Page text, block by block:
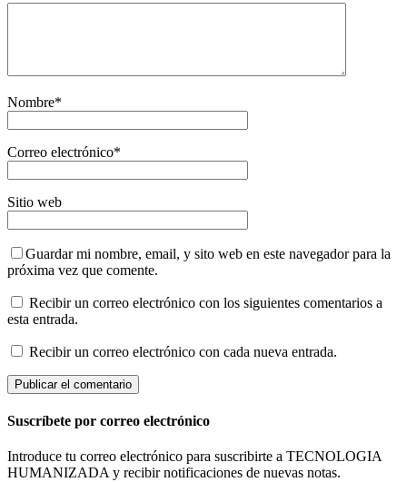
Nombre*
Correo electrónico*
Sitio web
Guardar mi nombre, email, y sito web en este navegador para la
próxima vez que comente.
Recibir un correo electrónico con los siguientes comentarios a
esta entrada.
Recibir un correo electrónico con cada nueva entrada.
Suscríbete por correo electrónico
Introduce tu correo electrónico para suscribirte a TECNOLOGIA
HUMANIZADA y recibir notificaciones de nuevas notas.